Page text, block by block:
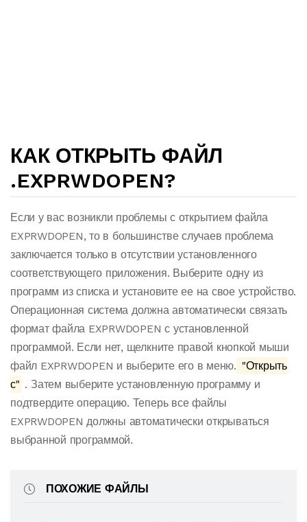
КАК ОТКРЫТЬ ФАЙЛ
.EXPRWDOPEN?
Если у вас возникли проблемы с открытием файла
EXPRWDOPEN, то в большинстве случаев проблема
заключается только в отсутствии установленного
соответствующего приложения. Выберите одну из
программ из списка и установите ее на свое устройство.
Операционная система должна автоматически связать
формат файла EXPRWDOPEN с установленной
программой. Если нет, щелкните правой кнопкой мыши
файл EXPRWDOPEN и выберите его в меню. "Открыть
с" . Затем выберите установленную программу и
подтвердите операцию. Теперь все файлы
EXPRWDOPEN должны автоматически открываться
выбранной программой.
ПОХОЖИЕ ФАЙЛЫ